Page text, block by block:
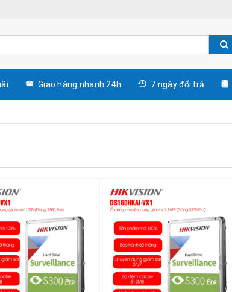
Giao hàng nhanh 24h 7 ngày đổi trả